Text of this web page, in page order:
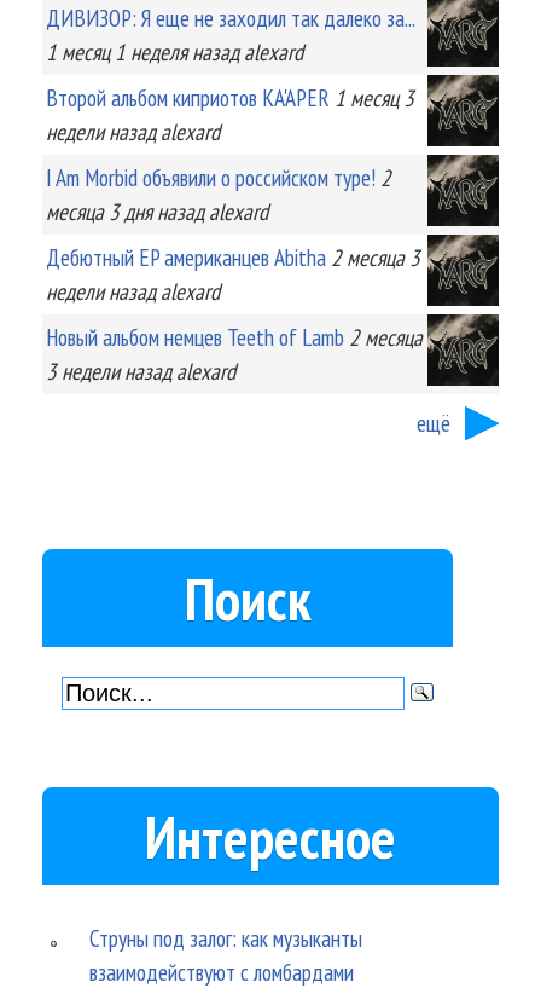
ДИВИЗОР: Я еще не заходил так далеко за...
1 месяц 1 неделяназад alexard
Второй альбом киприотов KA'APER 1 месяц 3
неделиназад alexard
I Am Morbid объявили о российском туре! 2
месяца 3 дняназад alexard
Дебютный EP американцев Abitha 2 месяца 3
неделиназад alexard
Новый альбом немцев Teeth of Lamb 2 месяца
3 неделиназад alexard
ещё
Поиск
Интересное
Струны под залог: как музыканты
взаимодействуют с ломбардами